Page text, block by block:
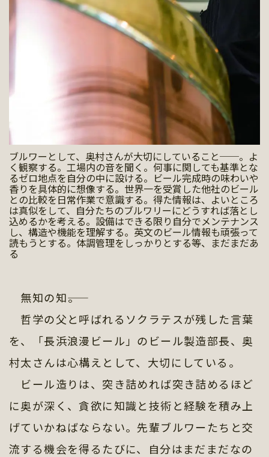
ブルワーとして、奥村さんが大切にしていること──。よ
く観察する。工場内の音を聞く。何事に関しても基準とな
るゼロ地点を自分の中に設ける。ビール完成時の味わいや
香りを具体的に想像する。世界一を受賞した他社のビール
との比較を日常作業で意識する。得た情報は、よいところ
は真似をして、自分たちのブルワリーにどうすれば落とし
込めるかを考える。設備はできる限り自分でメンテナンス
し、構造や機能を理解する。英文のビール情報も頑張って
読もうとする。体調管理をしっかりとする等、まだまだあ
る
無知の知――。
哲学の父と呼ばれるソクラテスが残した言葉
を、「長浜浪漫ビール」のビール製造部長、奥
村太さんは心構えとして、大切にしている。
ビール造りは、突き詰めれば突き詰めるほど
に奥が深く、貪欲に知識と技術と経験を積み上
げていかねばならない。先輩ブルワーたちと交
流する機会を得るたびに、自分はまだまだなの